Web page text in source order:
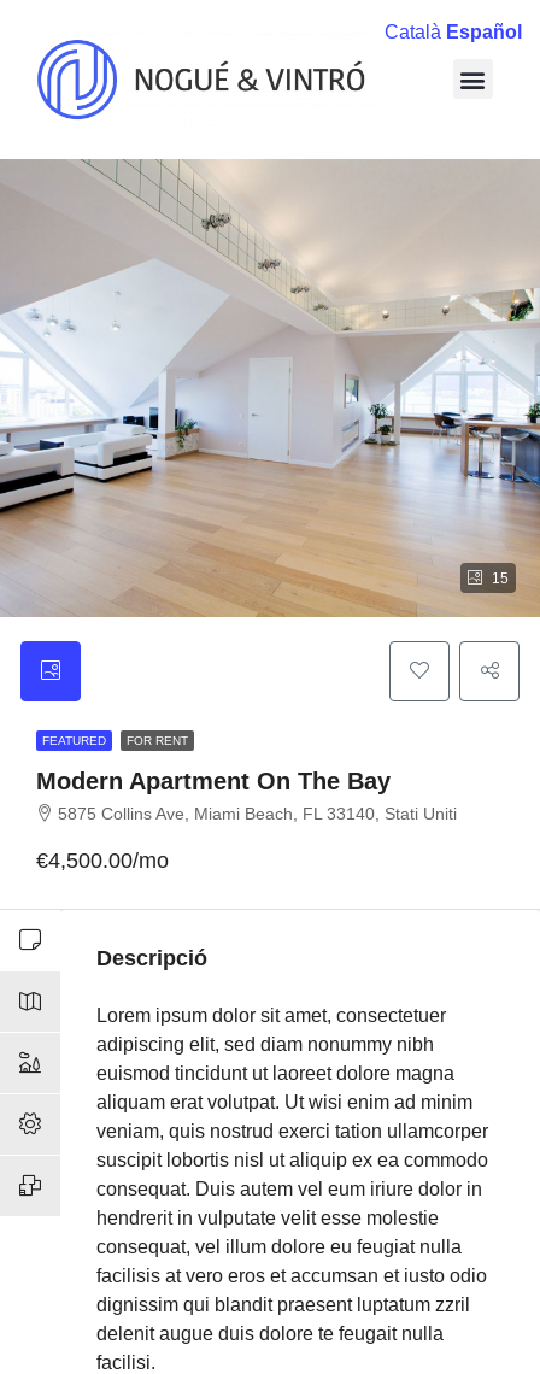
15
FEATURED FOR RENT
Modern Apartment On The Bay
5875 Collins Ave, Miami Beach, FL 33140, Stati Uniti
€4,500.00/mo
Descripció
Lorem ipsum dolor sit amet, consectetuer
adipiscing elit, sed diam nonummy nibh
euismod tincidunt ut laoreet dolore magna
aliquam erat volutpat. Ut wisi enim ad minim
veniam, quis nostrud exerci tation ullamcorper
suscipit lobortis nisl ut aliquip ex ea commodo
consequat. Duis autem vel eum iriure dolor in
hendrerit in vulputate velit esse molestie
consequat, vel illum dolore eu feugiat nulla
facilisis at vero eros et accumsan et iusto odio
dignissim qui blandit praesent luptatum zzril
delenit augue duis dolore te feugait nulla
facilisi.
Català Español